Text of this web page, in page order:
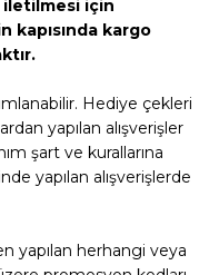
iletilmesi için
kapısında kargo
Hediye çekleri
yapılan alışverişler
şart ve kurallarına
yapılan alışverişlerde
yapılan herhangi veya